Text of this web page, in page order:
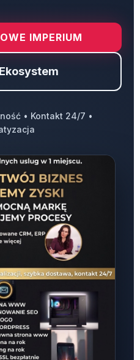
IMPERIUM
• Kontakt 24/7 •